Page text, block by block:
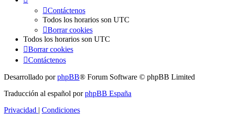
Contáctenos
Todos los horarios son UTC
Borrar cookies
Todos los horarios son UTC
Borrar cookies
Contáctenos
Desarrollado porphpBB® Forum Software © phpBB Limited
Traducción al español porphpBB España
Privacidad | Condiciones